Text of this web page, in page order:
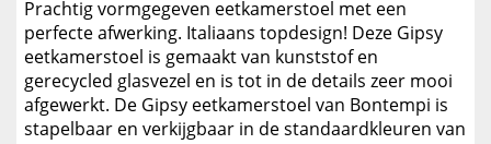
Prachtig vormgegeven eetkamerstoel met een
perfecte afwerking. Italiaans topdesign! Deze Gipsy
eetkamerstoel is gemaakt van kunststof en
gerecycled glasvezel en is tot in de details zeer mooi
afgewerkt. De Gipsy eetkamerstoel van Bontempi is
stapelbaar en verkijgbaar in de standaardkleuren van